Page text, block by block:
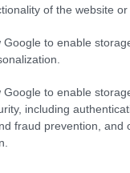
of the website or
Google to enable
Google to enable
including
fraud prevention, and